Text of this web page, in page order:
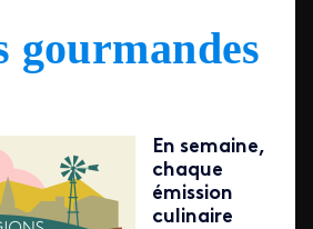
gourmandes
En semaine,
chaque
émission
culinaire